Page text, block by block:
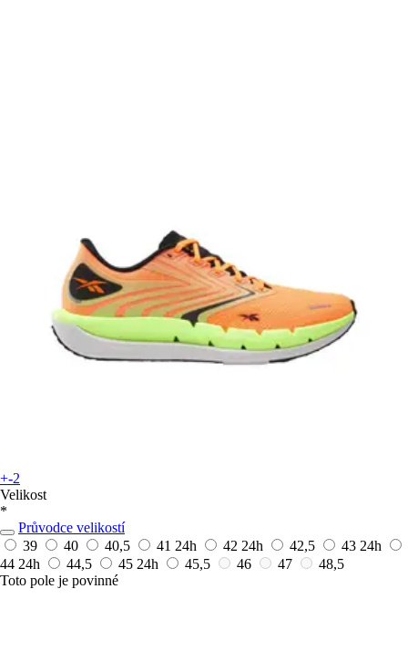
+-2
Velikost
*
Průvodce velikostí
39
40 40,5 41 24h 42 24h 42,5 43 24h
44 24h 44,5 45 24h 45,5 46 47
48,5
Toto pole je povinné